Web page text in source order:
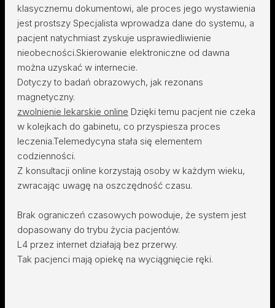
klasycznemu dokumentowi, ale proces jego wystawienia
jest prostszy Specjalista wprowadza dane do systemu, a
pacjent natychmiast zyskuje usprawiedliwienie
nieobecności.Skierowanie elektroniczne od dawna
można uzyskać w internecie.
Dotyczy to badań obrazowych, jak rezonans
magnetyczny.
zwolnienie lekarskie online Dzięki temu pacjent nie czeka
w kolejkach do gabinetu, co przyspiesza proces
leczenia.Telemedycyna stała się elementem
codzienności.
Z konsultacji online korzystają osoby w każdym wieku,
zwracając uwagę na oszczędność czasu.
Brak ograniczeń czasowych powoduje, że system jest
dopasowany do trybu życia pacjentów.
L4 przez internet działają bez przerwy.
Tak pacjenci mają opiekę na wyciągnięcie ręki.